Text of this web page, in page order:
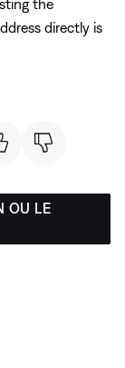
directly is
OU LE